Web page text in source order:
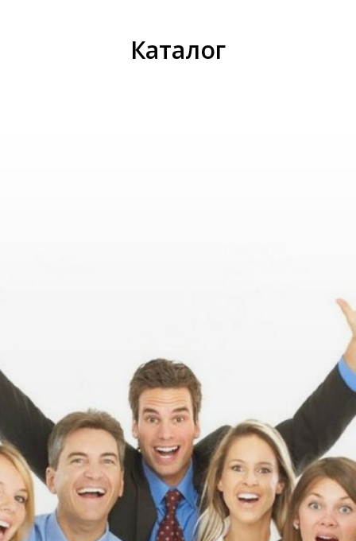
Каталог